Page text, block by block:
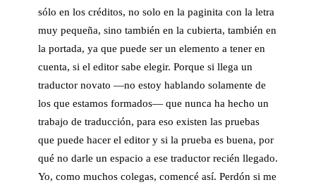
sólo en los créditos, no solo en la paginita con la letra
muy pequeña, sino también en la cubierta, también en
la portada, ya que puede ser un elemento a tener en
cuenta, si el editor sabe elegir. Porque si llega un
traductor novato —no estoy hablando solamente de
los que estamos formados— que nunca ha hecho un
trabajo de traducción, para eso existen las pruebas
que puede hacer el editor y si la prueba es buena, por
qué no darle un espacio a ese traductor recién llegado.
Yo, como muchos colegas, comencé así. Perdón si me